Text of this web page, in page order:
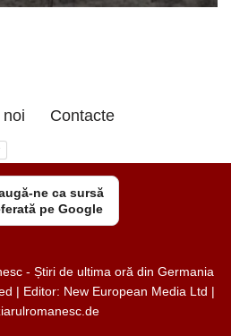
Contacte
ne ca sursă
pe Google
- Știri de ultima oră din Germania
| Editor: New European Media Ltd |